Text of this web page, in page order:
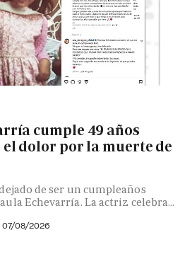
cumple 49 años
dolor por la muerte de
de ser un cumpleaños
Echevarría. La actriz celebra...
07/08/2026